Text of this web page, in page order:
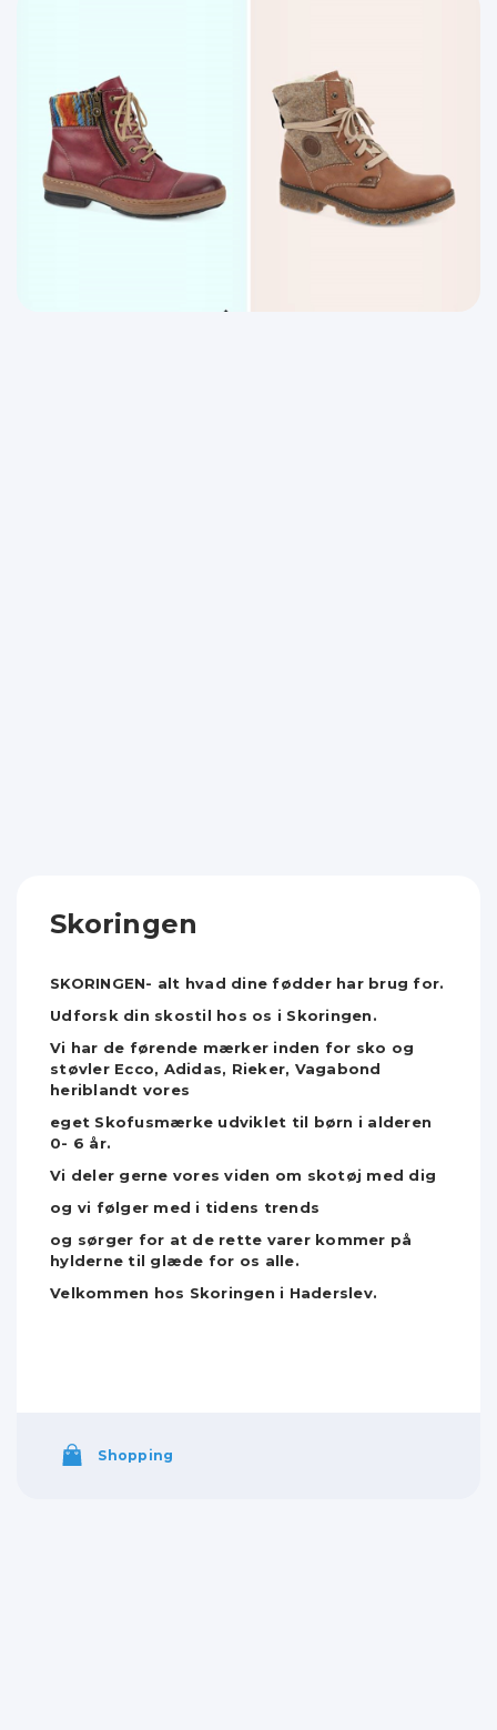
Skoringen
SKORINGEN- alt hvad dine fødder har brug for.
Udforsk din skostil hos os i Skoringen.
Vi har de førende mærker inden for sko og
støvler Ecco, Adidas, Rieker, Vagabond
heriblandt vores
eget Skofusmærke udviklet til børn i alderen
0- 6 år.
Vi deler gerne vores viden om skotøj med dig
og vi følger med i tidens trends
og sørger for at de rette varer kommer på
hylderne til glæde for os alle.
Velkommen hos Skoringen i Haderslev.
Shopping